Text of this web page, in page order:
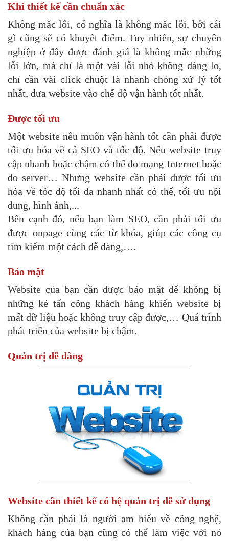
Khi thiết kế cần chuẩn xác
Không mắc lỗi, có nghĩa là không mắc lỗi, bởi cái
gì cũng sẽ có khuyết điểm. Tuy nhiên, sự chuyên
nghiệp ở đây được đánh giá là không mắc những
lỗi lớn, mà chỉ là một vài lỗi nhỏ không đáng lo,
chỉ cần vài click chuột là nhanh chóng xử lý tốt
nhất, đưa website vào chế độ vận hành tốt nhất.
Được tối ưu
Một website nếu muốn vận hành tốt cần phải được
tối ưu hóa về cả SEO và tốc độ. Nếu website truy
cập nhanh hoặc chậm có thể do mạng Internet hoặc
do server… Nhưng website cần phải được tối ưu
hóa về tốc độ tối đa nhanh nhất có thể, tối ưu nội
dung, hình ảnh,...
Bên cạnh đó, nếu bạn làm SEO, cần phải tối ưu
được onpage cùng các từ khóa, giúp các công cụ
tìm kiếm một cách dễ dàng,….
Bảo mật
Website của bạn cần được bảo mật để không bị
những kẻ tấn công khách hàng khiến website bị
mất dữ liệu hoặc không truy cập được,… Quá trình
phát triển của website bị chậm.
Quản trị dễ dàng
Website cần thiết kế có hệ quản trị dễ sử dụng
Không cần phải là người am hiểu về công nghệ,
khách hàng của bạn cũng có thể làm việc với nó